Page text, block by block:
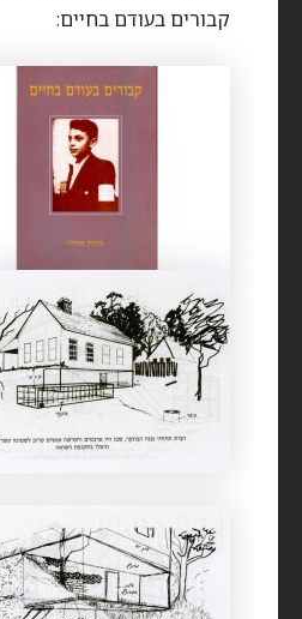
קבורים בעודם בחיים: